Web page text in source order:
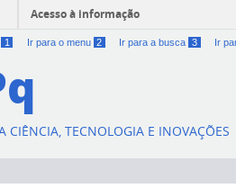
Acesso à informação
1 Ir para o menu 2 Ir para a busca 3 Ir
CIÊNCIA, TECNOLOGIA E INOVAÇÕES